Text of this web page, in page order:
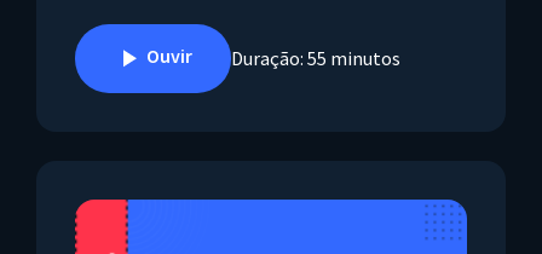
Ouvir Duração: 55 minutos